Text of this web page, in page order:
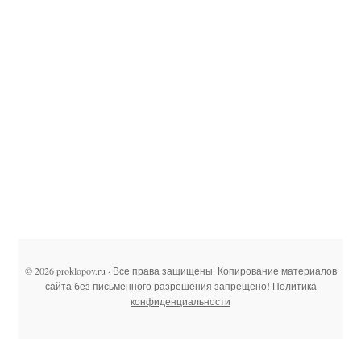
© 2026 proklopov.ru · Все права защищены. Копирование материалов
сайта без письменного разрешения запрещено! Политика
конфиденциальности